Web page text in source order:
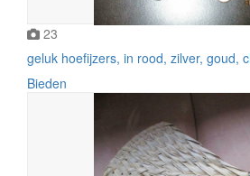
23
geluk hoefijzers, in rood, zilver, goud,
Bieden